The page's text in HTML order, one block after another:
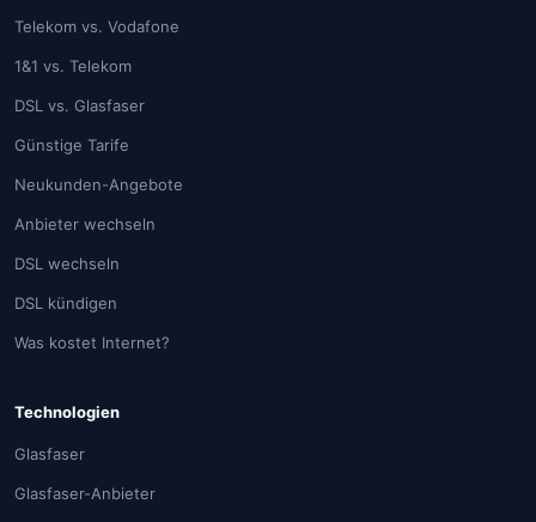
Telekom vs. Vodafone
1&1 vs. Telekom
DSL vs. Glasfaser
Günstige Tarife
Neukunden-Angebote
Anbieter wechseln
DSL wechseln
DSL kündigen
Was kostet Internet?
Technologien
Glasfaser
Glasfaser-Anbieter